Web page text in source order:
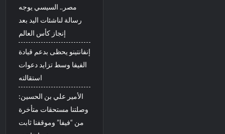
مصر.. السيسي يوجه
رسالة لناشئات اليد بعد
إنجاز كأس العالم
إنفانتينو يحظى بدعم قيادة
الفيفا وسط تزايد دعوات
استقالته
الأمير علي بن الحسين:
وصلتنا مستحقات متأخرة
من “فيفا” وموقفنا ثابت